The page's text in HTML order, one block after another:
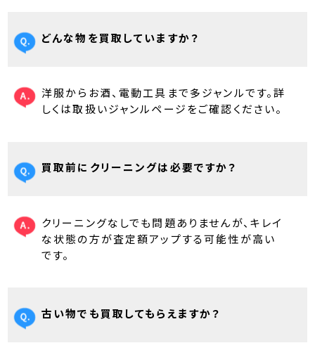
どんな物を買取していますか？
洋服からお酒、電動工具まで多ジャンルです。詳
しくは取扱いジャンルページをご確認ください。
買取前にクリーニングは必要ですか？
クリーニングなしでも問題ありませんが、キレイ
な状態の方が査定額アップする可能性が高い
です。
古い物でも買取してもらえますか？